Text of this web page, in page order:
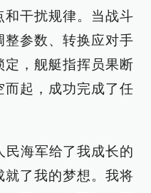
和干扰规律。当战斗
整参数、转换应对手
定，舰艇指挥员果断
而起，成功完成了任
民海军给了我成长的
就了我的梦想。我将